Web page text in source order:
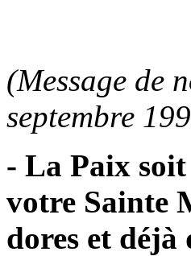
(Message de
septembre
- La Paix soit
votre Sainte
dores et déjà